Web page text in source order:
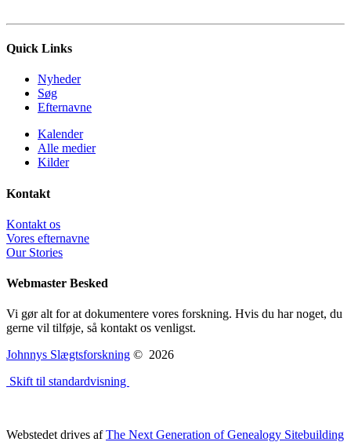
Quick Links
Nyheder
Søg
Efternavne
Kalender
Alle medier
Kilder
Kontakt
Kontakt os
Vores efternavne
Our Stories
Webmaster Besked
Vi gør alt for at dokumentere vores forskning. Hvis du har noget, du
gerne vil tilføje, så kontakt os venligst.
Johnnys Slægtsforskning © 2026
Skift til standardvisning
Webstedet drives afThe Next Generation of Genealogy Sitebuilding